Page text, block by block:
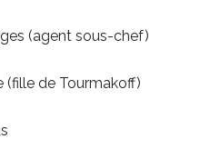
(agent sous-
(fille de
Valérie